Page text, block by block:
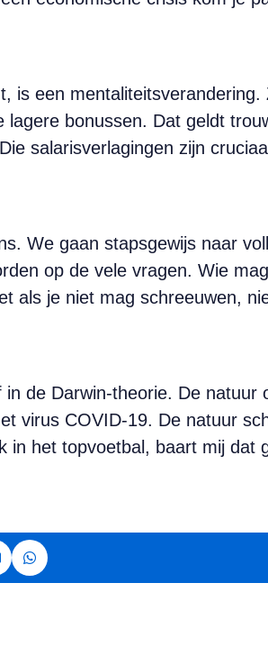
is een mentaliteitsverandering.
bonussen. Dat geldt
salarisverlagingen zijn
We gaan stapsgewijs naar
op de vele vragen. Wie
als je niet mag schreeuwen,
de Darwin-theorie. De natuur
virus COVID-19. De natuur
het topvoetbal, baart mij dat
via e-mail
Deel via WhatsApp